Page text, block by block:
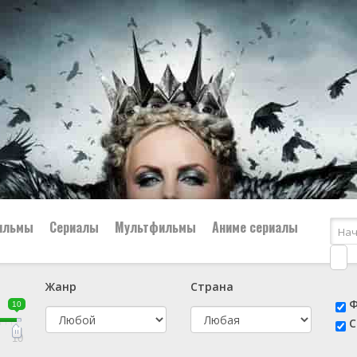
👨‍✈️ Военный
🕵️‍♂️ Детектив
Сериалы Мультфильмы Аниме сериалы
10
10
Жанр
Страна